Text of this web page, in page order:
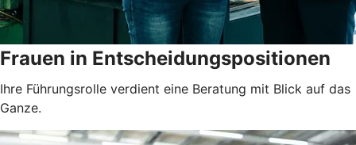
Frauen in Entscheidungspositionen
Ihre Führungsrolle verdient eine Beratung mit Blick auf das
Ganze.